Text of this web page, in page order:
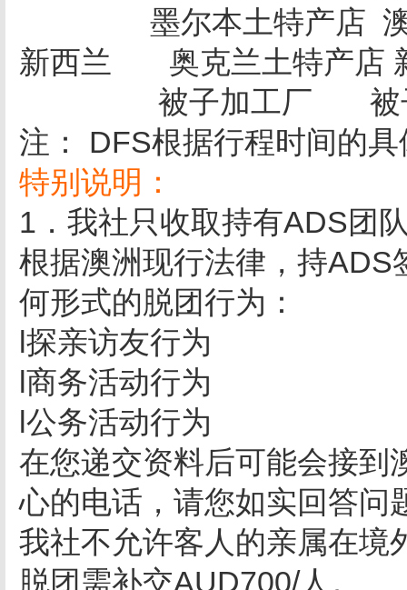
墨尔本土特产店
新西兰 奥克兰土特产
被子加工厂 被
注： DFS根据行程时间的
特别说明：
1．我社只收取持有ADS团
根据澳洲现行法律，持
何形式的脱团行为：
l探亲访友行为
l商务活动行为
l公务活动行为
在您递交资料后可能会接到
心的电话，请您如实回答问
我社不允许客人的亲属在境
脱团需补交AUD700/人。